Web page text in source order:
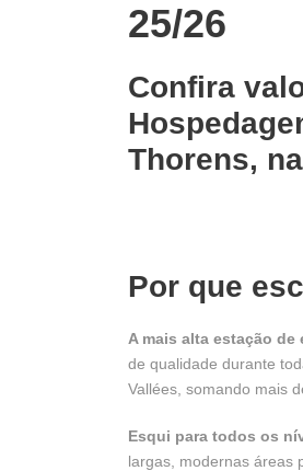
25/26
Confira
Thorens,
Por que
A mais alta estação de
de qualidade durante
Vallées, somando mais
Esqui para todos os
largas, modernas áreas